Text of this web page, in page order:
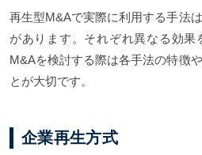
再生型M&Aで実際に利用する手法は
があります。それぞれ異なる効果
M&Aを検討する際は各手法の特徴
とが大切です。
企業再生方式